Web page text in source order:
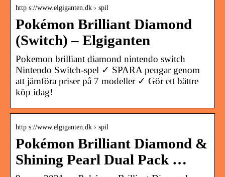
http s://www.elgiganten.dk › spil
Pokémon Brilliant Diamond
(Switch) – Elgiganten
Pokemon brilliant diamond nintendo switch
Nintendo Switch-spel ✓ SPARA pengar genom
att jämföra priser på 7 modeller ✓ Gör ett bättre
köp idag!
http s://www.elgiganten.dk › spil
Pokémon Brilliant Diamond &
Shining Pearl Dual Pack …